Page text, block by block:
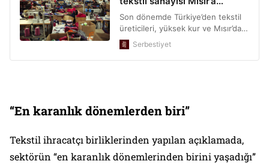
“En karanlık dönemlerden biri”
Tekstil ihracatçı birliklerinden yapılan açıklamada,
sektörün “en karanlık dönemlerinden birini yaşadığı”